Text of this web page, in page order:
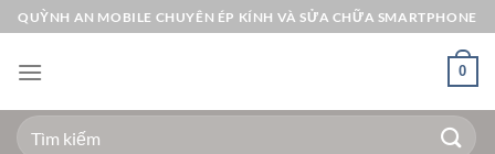
Bỏ
qua
nội
QUỲNH AN MOBILE CHUYÊN ÉP KÍNH VÀ SỬA CHỮA SMARTPHONE
0
Tìm